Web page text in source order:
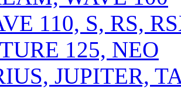
110, S, RS,
125, NEO
JUPITER,